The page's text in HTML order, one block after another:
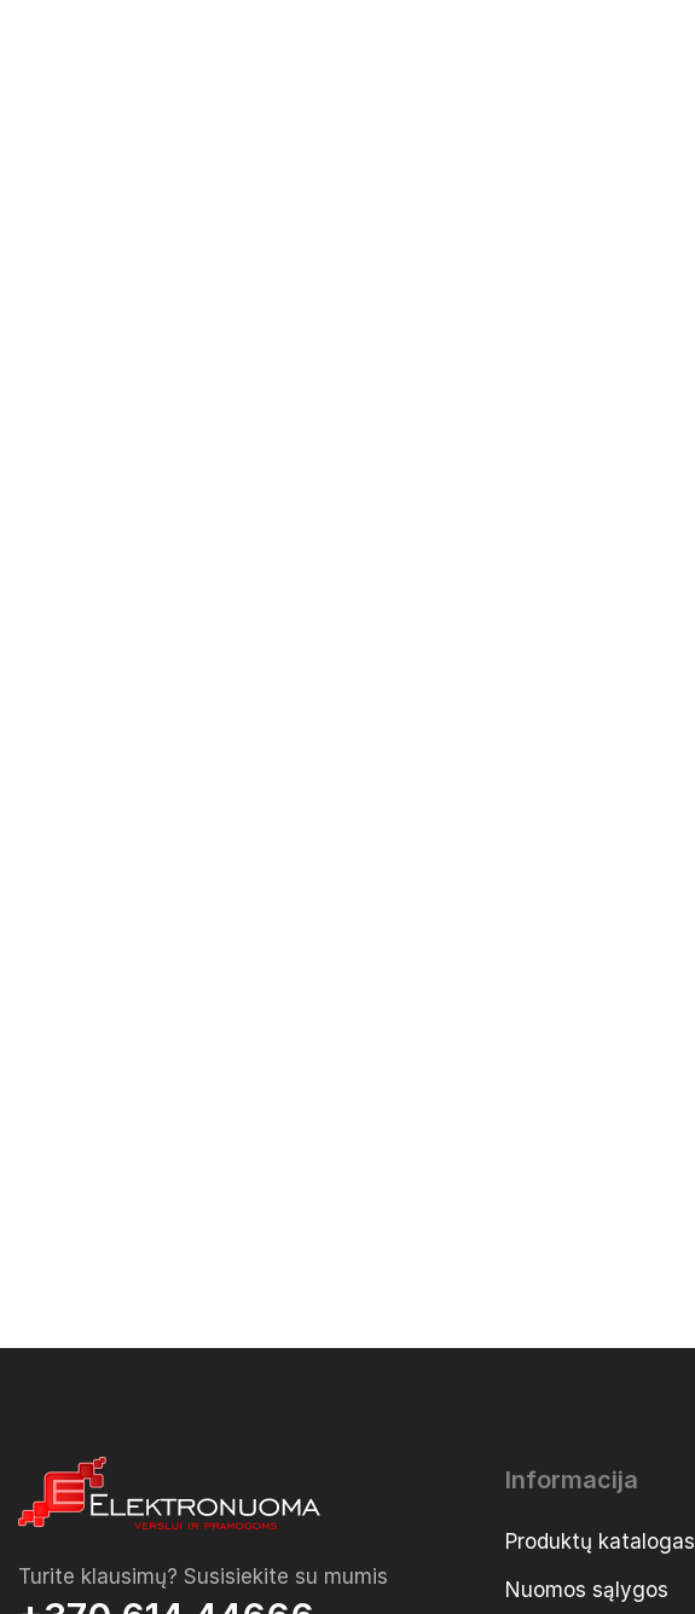
Turite klausimų? Susisiekite su mumis
Informacija
Produktų katalogas
Nuomos sąlygos